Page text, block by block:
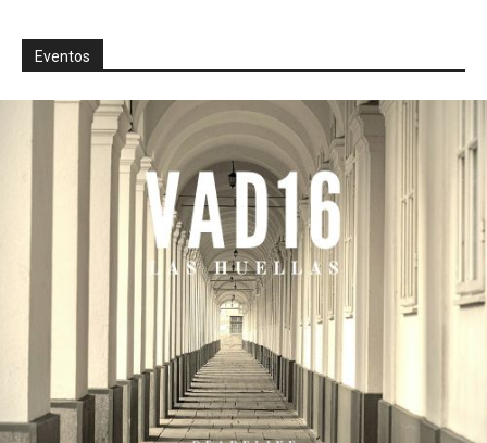
Eventos